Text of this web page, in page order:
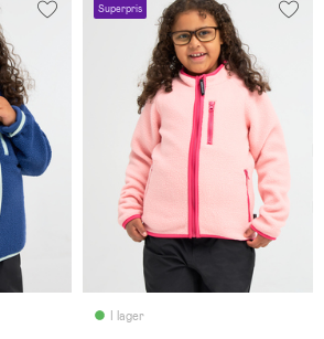
Superpris
I lager